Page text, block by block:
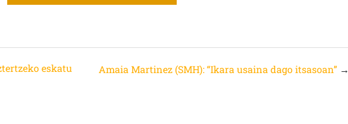
eskatu
Amaia Martinez (SMH): “Ikara usaina dago itsasoan”→